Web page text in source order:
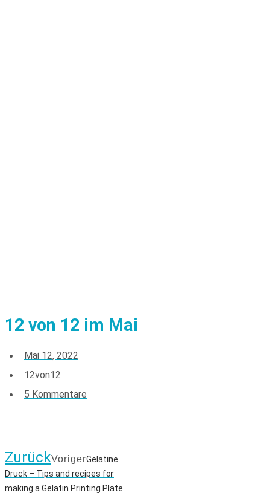
12 von 12 im Mai
Mai 12, 2022
12von12
5 Kommentare
ZurückVorigerGelatine
Druck – Tips and recipes for
making a Gelatin Printing Plate